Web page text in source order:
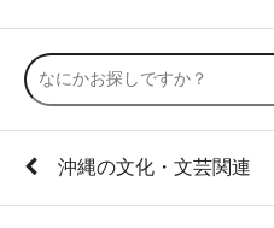
沖縄の文化・文芸関連